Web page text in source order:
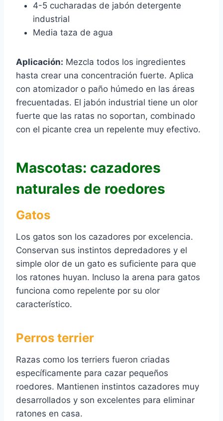
4-5 cucharadas de jabón detergente
industrial
Media taza de agua
Aplicación: Mezcla todos los ingredientes
hasta crear una concentración fuerte. Aplica
con atomizador o paño húmedo en las áreas
frecuentadas. El jabón industrial tiene un olor
fuerte que las ratas no soportan, combinado
con el picante crea un repelente muy efectivo.
Mascotas: cazadores
naturales de roedores
Gatos
Los gatos son los cazadores por excelencia.
Conservan sus instintos depredadores y el
simple olor de un gato es suficiente para que
los ratones huyan. Incluso la arena para gatos
funciona como repelente por su olor
característico.
Perros terrier
Razas como los terriers fueron criadas
específicamente para cazar pequeños
roedores. Mantienen instintos cazadores muy
desarrollados y son excelentes para eliminar
ratones en casa.